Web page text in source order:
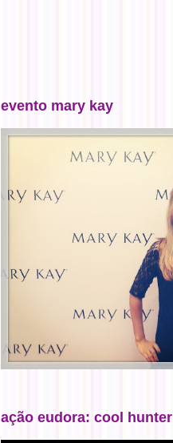
evento mary kay
ação eudora: cool hunter